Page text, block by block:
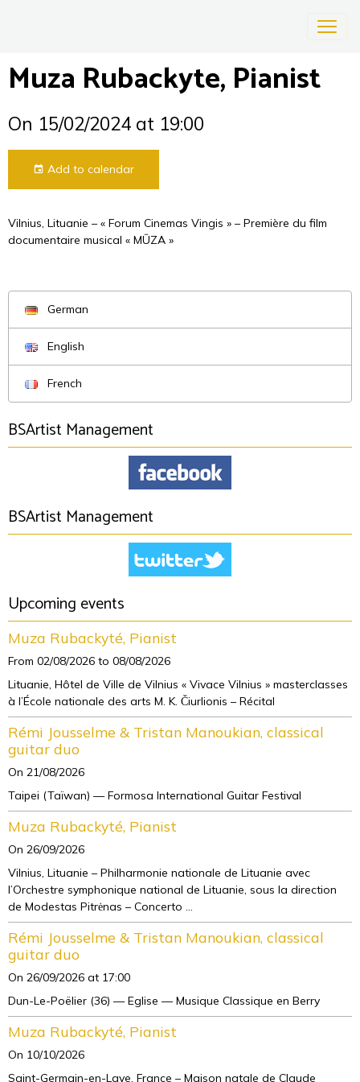
Muza Rubackyte, Pianist
On 15/02/2024 at 19:00
Add to calendar
Vilnius, Lituanie – « Forum Cinemas Vingis » – Première du film
documentaire musical « MŪZA »
German
English
French
BSArtist Management
BSArtist Management
Upcoming events
Muza Rubackyté, Pianist
From 02/08/2026 to 08/08/2026
Lituanie, Hôtel de Ville de Vilnius « Vivace Vilnius » masterclasses
à l’École nationale des arts M. K. Čiurlionis – Récital
Rémi Jousselme & Tristan Manoukian, classical
guitar duo
On 21/08/2026
Taipei (Taïwan) — Formosa International Guitar Festival
Muza Rubackyté, Pianist
On 26/09/2026
Vilnius, Lituanie – Philharmonie nationale de Lituanie avec
l’Orchestre symphonique national de Lituanie, sous la direction
de Modestas Pitrėnas – Concerto ...
Rémi Jousselme & Tristan Manoukian, classical
guitar duo
On 26/09/2026 at 17:00
Dun-Le-Poëlier (36) — Eglise — Musique Classique en Berry
Muza Rubackyté, Pianist
On 10/10/2026
Saint-Germain-en-Laye, France – Maison natale de Claude